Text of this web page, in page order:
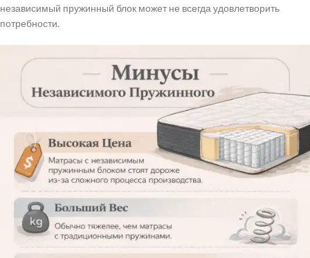
независимый пружинный блок может не всегда удовлетворить
потребности.